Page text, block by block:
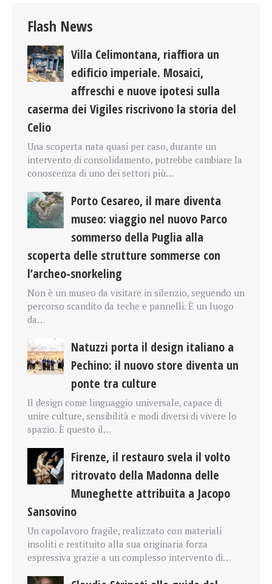
Flash News
Villa Celimontana, riaffiora un
edificio imperiale. Mosaici,
affreschi e nuove ipotesi sulla
caserma dei Vigiles riscrivono la storia del
Celio
Una scoperta nata quasi per caso, durante un
intervento di consolidamento, potrebbe cambiare la
conoscenza di uno dei settori più…
Porto Cesareo, il mare diventa
museo: viaggio nel nuovo Parco
sommerso della Puglia alla
scoperta delle strutture sommerse con
l’archeo-snorkeling
Non è un museo da visitare in silenzio, seguendo un
percorso scandito da teche e pannelli. È un luogo
da…
Natuzzi porta il design italiano a
Pechino: il nuovo store diventa un
ponte tra culture
Il design come linguaggio universale, capace di
unire culture, sensibilità e modi diversi di vivere lo
spazio. È questo il…
Firenze, il restauro svela il volto
ritrovato della Madonna delle
Muneghette attribuita a Jacopo
Sansovino
Un capolavoro fragile, realizzato con materiali
insoliti e restituito alla sua originaria forza
espressiva grazie a un complesso intervento di…